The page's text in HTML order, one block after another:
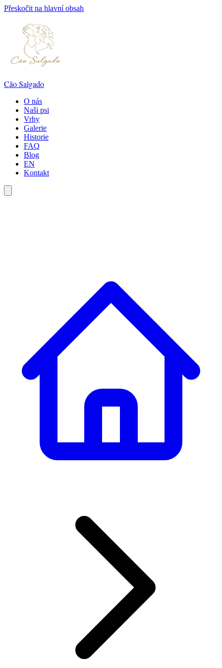
Přeskočit na hlavní obsah
Cão Salgado
O nás
Naši psi
Vrhy
Galerie
Historie
FAQ
Blog
EN
Kontakt